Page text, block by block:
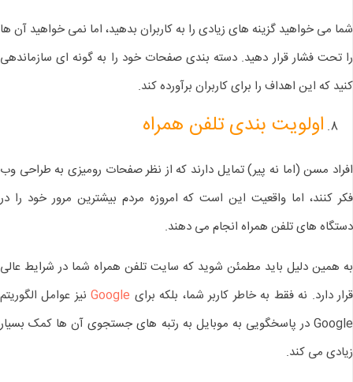
شما می خواهید گزینه های زیادی را به کاربران بدهید، اما نمی خواهید آن ها
را تحت فشار قرار دهید. دسته بندی صفحات خود را به گونه ای سازماندهی
کنید که این اهداف را برای کاربران برآورده کند.
اولویت بندی تلفن همراه
افراد مسن (اما نه پیر) تمایل دارند که از نظر صفحات رومیزی به طراحی وب
فکر کنند، اما واقعیت این است که امروزه مردم بیشترین مرور خود را در
دستگاه های تلفن همراه انجام می دهند.
به همین دلیل باید مطمئن شوید که سایت تلفن همراه شما در شرایط عالی
قرار دارد. نه فقط به خاطر کاربر شما، بلکه برای Googleنیز عوامل الگوریتم
Google در پاسخگویی به موبایل به رتبه های جستجوی آن ها کمک بسیار
زیادی می کند.